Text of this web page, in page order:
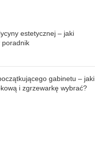
estetycznej – jaki
poradnik
gabinetu – jaki
i zgrzewarkę wybrać?